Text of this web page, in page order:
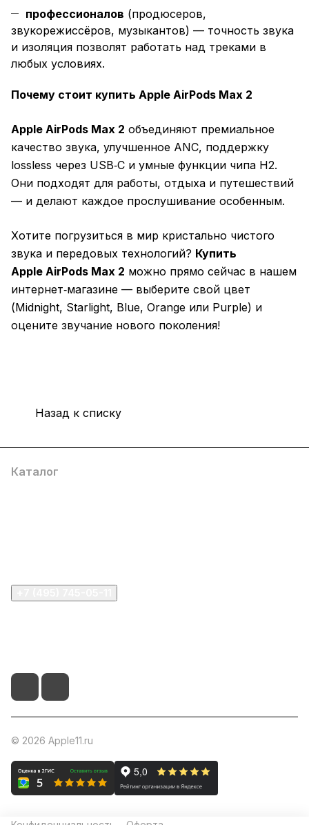
профессионалов (продюсеров,
звукорежиссёров, музыкантов) — точность звука
и изоляция позволят работать над треками в
любых условиях.
Почему стоит купить Apple AirPods Max 2
Apple AirPods Max 2 объединяют премиальное
качество звука, улучшенное ANC, поддержку
lossless через USB‑C и умные функции чипа H2.
Они подходят для работы, отдыха и путешествий
— и делают каждое прослушивание особенным.
Хотите погрузиться в мир кристально чистого
звука и передовых технологий? Купить
Apple AirPods Max 2 можно прямо сейчас в нашем
интернет‑магазине — выберите свой цвет
(Midnight, Starlight, Blue, Orange или Purple) и
оцените звучание нового поколения!
Назад к списку
Каталог
© 2026 Apple11.ru